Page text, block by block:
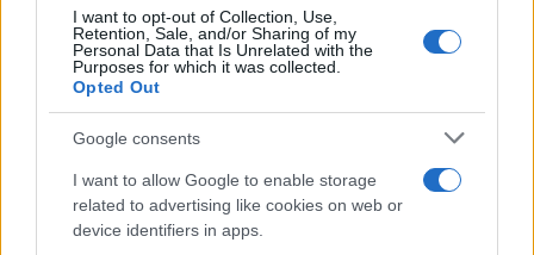
I want to opt-out of Collection, Use,
Retention, Sale, and/or Sharing of my
Personal Data that Is Unrelated with the
Purposes for which it was collected.
Opted Out
Google consents
I want to allow Google to enable storage
related to advertising like cookies on web or
device identifiers in apps.
„Gratulálok XIV. Leó pápának és
a világ katolikus közösségének.
Sok sikert kívánok az első
amerikai pápának a remény és
megbékélés előmozdításában
minden vallás között”